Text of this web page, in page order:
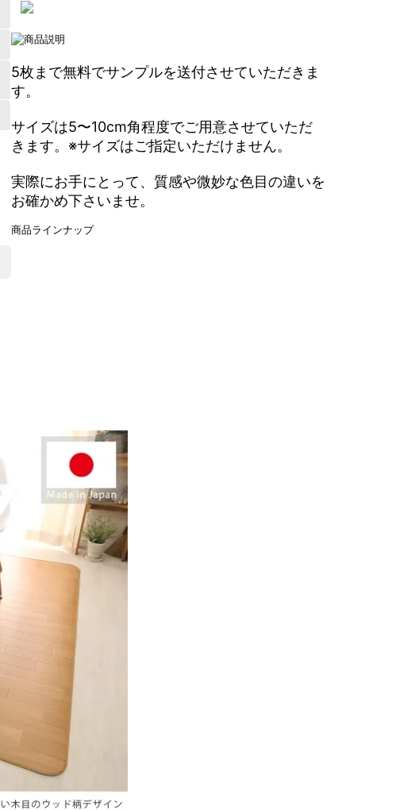
5枚まで無料でサンプルを送付させていただきま
す。
サイズは5〜10cm角程度でご用意させていただ
きます。※サイズはご指定いただけません。
実際にお手にとって、質感や微妙な色目の違いを
お確かめ下さいませ。
商品ラインナップ